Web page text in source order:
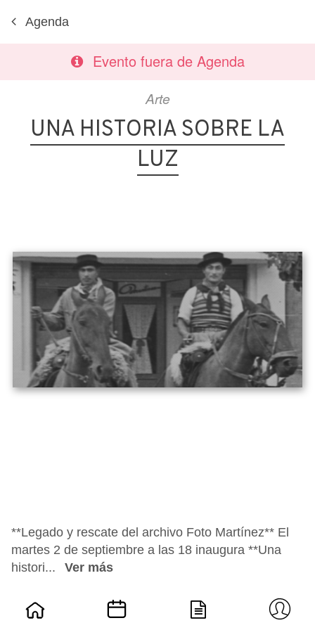
Agenda
Evento fuera de Agenda
Arte
UNA HISTORIA SOBRE LA
LUZ
**Legado y rescate del archivo Foto Martínez** El
martes 2 de septiembre a las 18 inaugura **Una
histori...
Ver más